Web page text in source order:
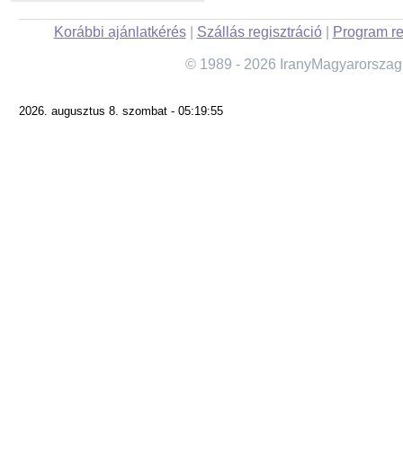
Korábbi ajánlatkérés| Szállás regisztráció| Program
© 1989 - 2026
2026. augusztus 8. szombat - 05:19:55